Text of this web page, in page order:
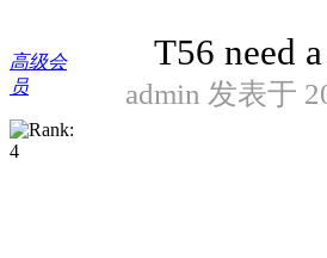
高级会
员
T56 need
admin 发表于